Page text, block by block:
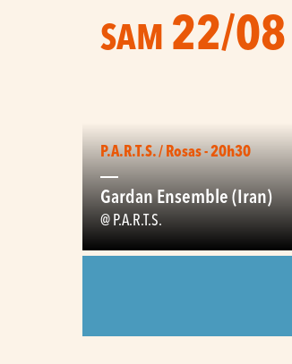
SAM 22/08
P.A.R.T.S. / Rosas - 20h30
Gardan Ensemble (Iran)
@ P.A.R.T.S.